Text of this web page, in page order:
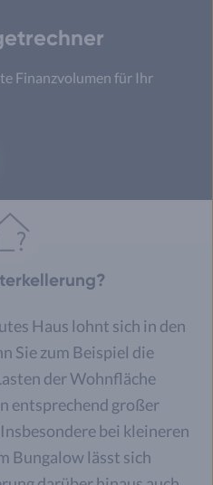
Finanzvolumen für Ihr
Haus lohnt sich in den
Sie zum Beispiel die
der Wohnfläche
entsprechend großer
bei kleineren
Bungalow lässt sich